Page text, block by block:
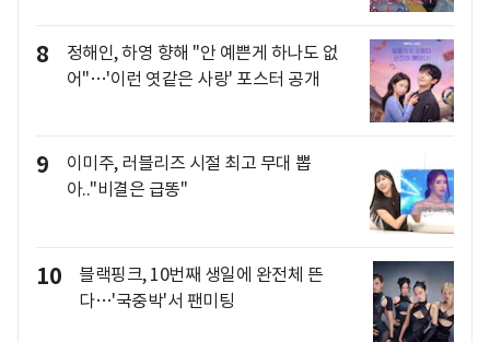
8
정해인, 하영 향해 "안 예쁜게 하나도 없
어"…'이런 엿같은 사랑' 포스터 공개
9
이미주, 러블리즈 시절 최고 무대 뽑
아.."비결은 급똥"
10
블랙핑크, 10번째 생일에 완전체 뜬
다…'국중박'서 팬미팅